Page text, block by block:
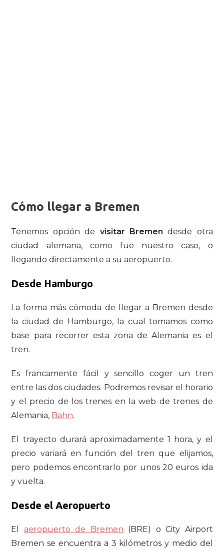
Cómo llegar a Bremen
Tenemos opción de visitar Bremen desde otra
ciudad alemana, como fue nuestro caso, o
llegando directamente a su aeropuerto.
Desde Hamburgo
La forma más cómoda de llegar a Bremen desde
la ciudad de Hamburgo, la cual tomamos como
base para recorrer esta zona de Alemania es el
tren.
Es francamente fácil y sencillo coger un tren
entre las dos ciudades. Podremos revisar el horario
y el precio de los trenes en la web de trenes de
Alemania, Bahn.
El trayecto durará aproximadamente 1 hora, y el
precio variará en función del tren que elijamos,
pero podemos encontrarlo por unos 20 euros ida
y vuelta.
Desde el Aeropuerto
El aeropuerto de Bremen (BRE) o City Airport
Bremen se encuentra a 3 kilómetros y medio del